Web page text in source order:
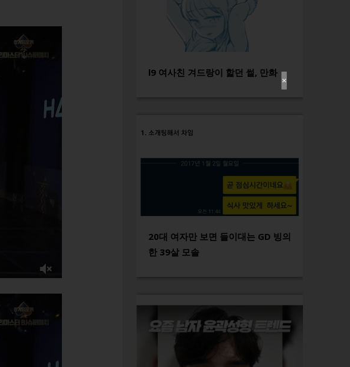
✕
l9 여사친 겨드랑이 핥던 썰, 만화
20대 여자만 보면 들이대는 GD 빙의
한 39살 모솔